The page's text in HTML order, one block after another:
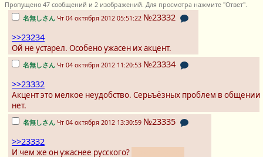
Пропущено 47 сообщений и 2 изображений. Для просмотра нажмите "Ответ".
名無しさん Чт 04 октября 2012 05:51:22 №23332
>>23234
Ой не устарел. Особено ужасен их акцент.
名無しさん Чт 04 октября 2012 11:20:53 №23334
>>23332
Акцент это мелкое неудобство. Серьъёзных проблем в общении
нет.
名無しさん Чт 04 октября 2012 13:30:59 №23335
>>23332
И чем же он ужаснее русского?